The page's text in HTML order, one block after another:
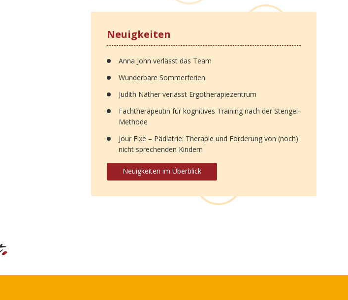
Neuigkeiten
Anna John verlässt das Team
Wunderbare Sommerferien
Judith Näther verlässt Ergotherapiezentrum
Fachtherapeutin für kognitives Training nach der Stengel-
Methode
Jour Fixe – Pädiatrie: Therapie und Förderung von (noch)
nicht sprechenden Kindern
Neuigkeiten im Überblick
.